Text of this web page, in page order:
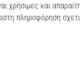
χρήσιμες και
πληροφόρηση